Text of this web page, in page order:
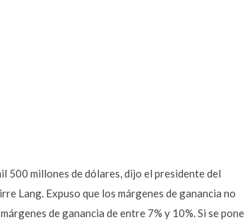
500 millones de dólares, dijo el presidente del
Lang. Expuso que los márgenes de ganancia no
de ganancia de entre 7% y 10%. Si se pone